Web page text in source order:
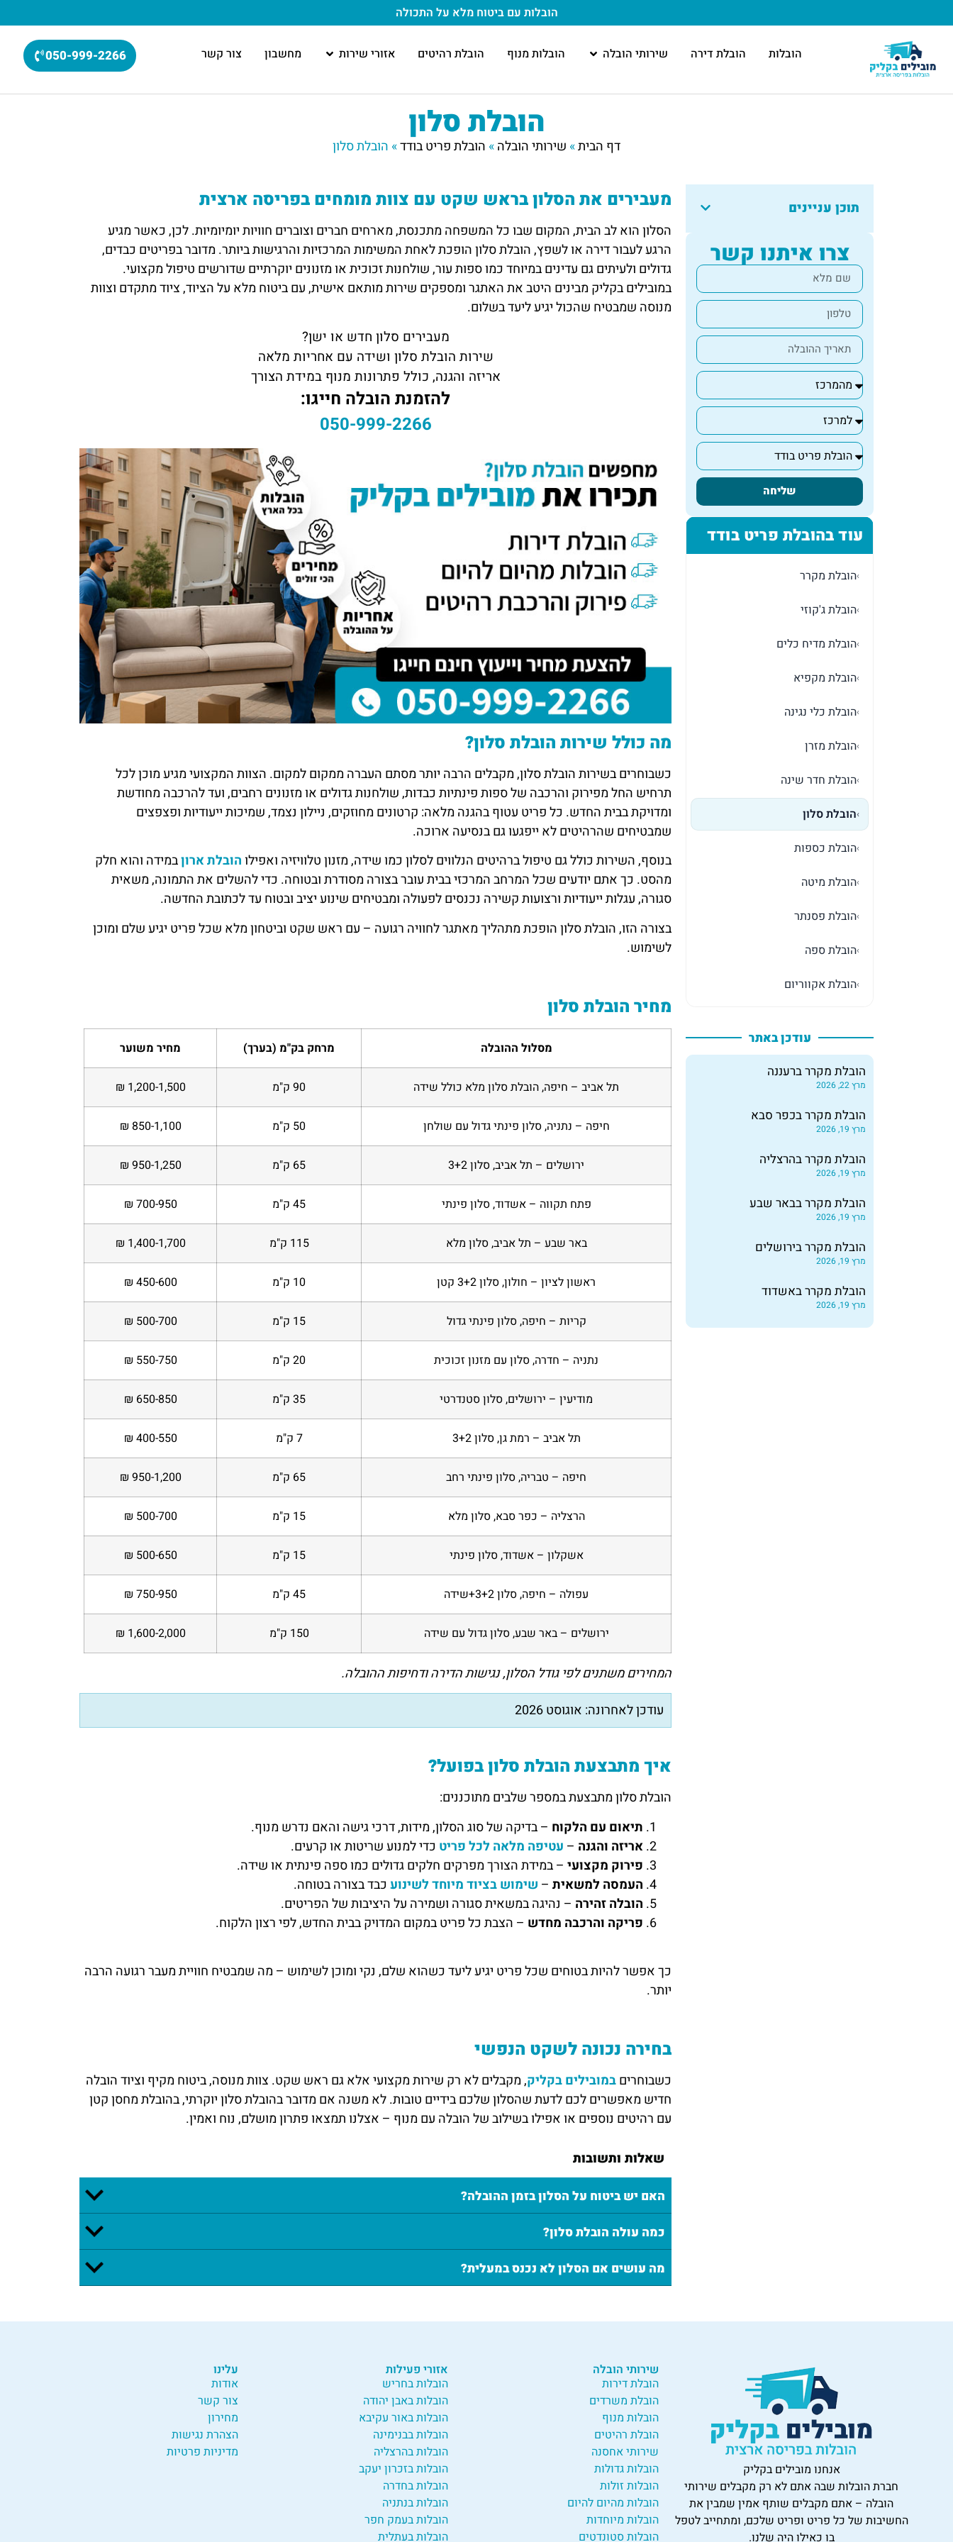
הובלות עם ביטוח מלא על התכולה
הובלות הובלת דירה שירותי הובלה הובלות מנוף הובלת רהיטים אזורי שירות מחשבון צור קשר 050-999-2266
הובלת סלון
דף הבית» שירותי הובלה» הובלת פריט בודד» הובלת סלון
תוכן עניינים
צרו איתנו קשר
שליחה
עוד בהובלת פריט בודד
›הובלת מקרר
›הובלת ג'קוזי
›הובלת מדיח כלים
›הובלת מקפיא
›הובלת כלי נגינה
›הובלת מזרן
›הובלת חדר שינה
›הובלת סלון
›הובלת כספות
›הובלת מיטה
›הובלת פסנתר
›הובלת ספה
›הובלת אקווריום
עודכן באתר
הובלת מקרר ברעננה
מרץ 22, 2026
הובלת מקרר בכפר סבא
מרץ 19, 2026
הובלת מקרר בהרצליה
מרץ 19, 2026
הובלת מקרר בבאר שבע
מרץ 19, 2026
הובלת מקרר בירושלים
מרץ 19, 2026
הובלת מקרר באשדוד
מרץ 19, 2026
מעבירים את הסלון בראש שקט עם צוות מומחים בפריסה ארצית
הסלון הוא לב הבית, המקום שבו כל המשפחה מתכנסת, מארחים חברים וצוברים חוויות יומיומיות. לכן, כאשר מגיע
הרגע לעבור דירה או לשפץ, הובלת סלון הופכת לאחת המשימות המרכזיות והרגישות ביותר. מדובר בפריטים כבדים,
גדולים ולעיתים גם עדינים במיוחד כמו ספות עור, שולחנות זכוכית או מזנונים יוקרתיים שדורשים טיפול מקצועי.
במובילים בקליק מבינים היטב את האתגר ומספקים שירות מותאם אישית, עם ביטוח מלא על הציוד, ציוד מתקדם וצוות
מנוסה שמבטיח שהכול יגיע ליעד בשלום.
מעבירים סלון חדש או ישן?
שירות הובלת סלון ושידה עם אחריות מלאה
אריזה והגנה, כולל פתרונות מנוף במידת הצורך
להזמנת הובלה חייגו:
050-999-2266
מה כולל שירות הובלת סלון?
כשבוחרים בשירות הובלת סלון, מקבלים הרבה יותר מסתם העברה ממקום למקום. הצוות המקצועי מגיע מוכן לכל
תרחיש החל מפירוק והרכבה של ספות פינתיות כבדות, שולחנות גדולים או מזנונים רחבים, ועד להרכבה מחודשת
ומדויקת בבית החדש. כל פריט עטוף בהגנה מלאה: קרטונים מחוזקים, ניילון נצמד, שמיכות ייעודיות ופצפצים
שמבטיחים שהרהיטים לא ייפגעו גם בנסיעה ארוכה.
בנוסף, השירות כולל גם טיפול ברהיטים הנלווים לסלון כמו שידה, מזנון טלוויזיה ואפילוהובלת ארוןבמידה והוא חלק
מהסט. כך אתם יודעים שכל המרחב המרכזי בבית עובר בצורה מסודרת ובטוחה. כדי להשלים את התמונה, משאית
סגורה, עגלות ייעודיות ורצועות קשירה נכנסים לפעולה ומבטיחים שינוע יציב ובטוח עד לכתובת החדשה.
בצורה הזו, הובלת סלון הופכת מתהליך מאתגר לחוויה רגועה – עם ראש שקט וביטחון מלא שכל פריט יגיע שלם ומוכן
לשימוש.
מחיר הובלת סלון
מסלול ההובלה מרחק בק"מ (בערך) מחיר משוער
תל אביב – חיפה, הובלת סלון מלא כולל שידה 90 ק"מ 1,200-1,500 ₪
חיפה – נתניה, סלון פינתי גדול עם שולחן 50 ק"מ 850-1,100 ₪
ירושלים – תל אביב, סלון 3+2 65 ק"מ 950-1,250 ₪
פתח תקווה – אשדוד, סלון פינתי 45 ק"מ 700-950 ₪
באר שבע – תל אביב, סלון מלא 115 ק"מ 1,400-1,700 ₪
ראשון לציון – חולון, סלון 3+2 קטן 10 ק"מ 450-600 ₪
קריות – חיפה, סלון פינתי גדול 15 ק"מ 500-700 ₪
נתניה – חדרה, סלון עם מזנון זכוכית 20 ק"מ 550-750 ₪
מודיעין – ירושלים, סלון סטנדרטי 35 ק"מ 650-850 ₪
תל אביב – רמת גן, סלון 3+2 7 ק"מ 400-550 ₪
חיפה – טבריה, סלון פינתי רחב 65 ק"מ 950-1,200 ₪
הרצליה – כפר סבא, סלון מלא 15 ק"מ 500-700 ₪
אשקלון – אשדוד, סלון פינתי 15 ק"מ 500-650 ₪
עפולה – חיפה, סלון 3+2+שידה 45 ק"מ 750-950 ₪
ירושלים – באר שבע, סלון גדול עם שידה 150 ק"מ 1,600-2,000 ₪
המחירים משתנים לפי גודל הסלון, נגישות הדירה ודחיפות ההובלה.
עודכן לאחרונה: אוגוסט 2026
איך מתבצעת הובלת סלון בפועל?
הובלת סלון מתבצעת במספר שלבים מתוכננים:
תיאום עם הלקוח – בדיקה של סוג הסלון, מידות, דרכי גישה והאם נדרש מנוף.
אריזה והגנה – עטיפה מלאה לכל פריט כדי למנוע שריטות או קרעים.
פירוק מקצועי – במידת הצורך מפרקים חלקים גדולים כמו ספה פינתית או שידה.
העמסה למשאית – שימוש בציוד מיוחד לשינועכבד בצורה בטוחה.
הובלה זהירה – נהיגה במשאית סגורה ושמירה על היציבות של הפריטים.
פריקה והרכבה מחדש – הצבת כל פריט במקום המדויק בבית החדש, לפי רצון הלקוח.
כך אפשר להיות בטוחים שכל פריט יגיע ליעד כשהוא שלם, נקי ומוכן לשימוש – מה שמבטיח חוויית מעבר רגועה הרבה
יותר.
בחירה נכונה לשקט הנפשי
כשבוחריםבמובילים בקליק, מקבלים לא רק שירות מקצועי אלא גם ראש שקט. צוות מנוסה, ביטוח מקיף וציוד הובלה
חדיש מאפשרים לכם לדעת שהסלון שלכם בידיים טובות. לא משנה אם מדובר בהובלת סלון יוקרתי, בהובלת מחסן קטן
עם רהיטים נוספים או אפילו בשילוב של הובלה עם מנוף – אצלנו תמצאו פתרון מושלם, נוח ואמין.
שאלות ותשובות
האם יש ביטוח על הסלון בזמן ההובלה?
כמה עולה הובלת סלון?
מה עושים אם הסלון לא נכנס במעלית?
אנחנו מובילים בקליק
חברת הובלות שבה אתם לא רק מקבלים שירותי
הובלה – אתם מקבלים שותף אמין שמבין את
החשיבות של כל פריט ופריט שלכם, ומתחייב לטפל
בו כאילו היה שלנו.
שירותי הובלה
הובלת דירות
הובלת משרדים
הובלות מנוף
הובלת רהיטים
שירותי אחסנה
הובלות גדולות
הובלות זולות
הובלות מהיום להיום
הובלות מיוחדות
הובלות סטונדטים
אזורי פעילות
הובלות בחריש
הובלות באבן יהודה
הובלות באור עקיבא
הובלות בבנימינה
הובלות בהרצליה
הובלות בזכרון יעקב
הובלות בחדרה
הובלות בנתניה
הובלות בעמק חפר
הובלות בעתלית
עלינו
אודות
צור קשר
מחירון
הצהרת נגישות
מדיניות פרטיות